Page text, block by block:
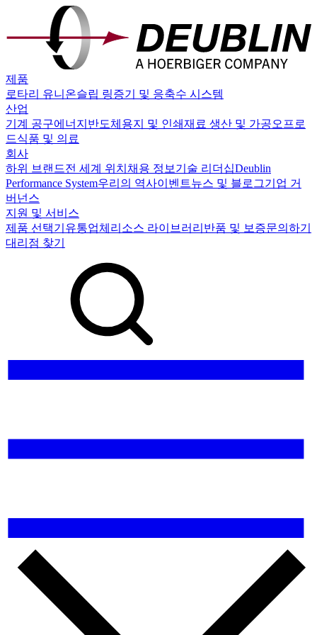
제품
로타리 유니온슬립 링증기 및 응축수 시스템
산업
기계 공구에너지 반도체 용지 및 인쇄재료 생산 및 가공오프로
드식품 및 의료
회사
하위 브랜드전 세계 위치 채용 정보 기술 리더십Deublin
Performance System우리의 역사이벤트뉴스 및 블로그기업 거
버넌스
지원 및 서비스
제품 선택기 유통업체 리소스 라이브러리 반품 및 보증문의하기
대리점 찾기